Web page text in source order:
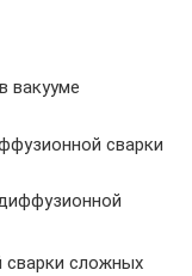
вакууме
сварки
сложных